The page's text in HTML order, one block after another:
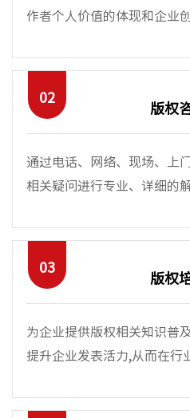
作者个人价值的体现和企业
02
版权
通过电话、网络、现场、上
相关疑问进行专业、详细的
03
版权
为企业提供版权相关知识普
提升企业发表活力,从而在行